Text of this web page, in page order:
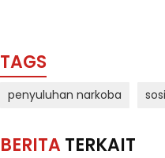
TAGS
penyuluhan narkoba
BERITA TERKAIT